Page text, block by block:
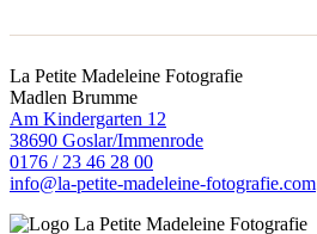
La Petite Madeleine Fotografie
Madlen Brumme
Am Kindergarten 12
38690 Goslar/Immenrode
0176 / 23 46 28 00
info@la-petite-madeleine-fotografie.com